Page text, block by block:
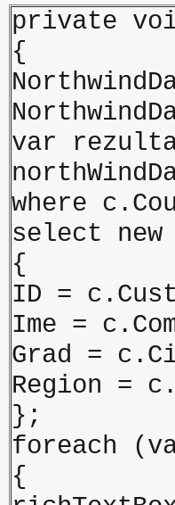
private
{
var
where
select new
{
ID =
Ime =
Grad =
Region =
};
foreach
{